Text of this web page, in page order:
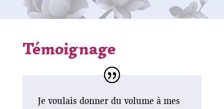
Témoignage
Je voulais donner du volume à mes